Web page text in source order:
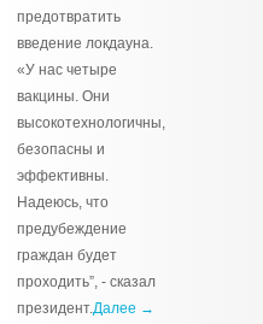
предотвратить
введение локдауна.
«У нас четыре
вакцины. Они
высокотехнологичны,
безопасны и
эффективны.
Надеюсь, что
предубеждение
граждан будет
проходить”, - сказал
президент.Далее →